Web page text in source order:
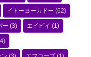
イトーヨーカドー (62)
ー (3) エイビイ (1)